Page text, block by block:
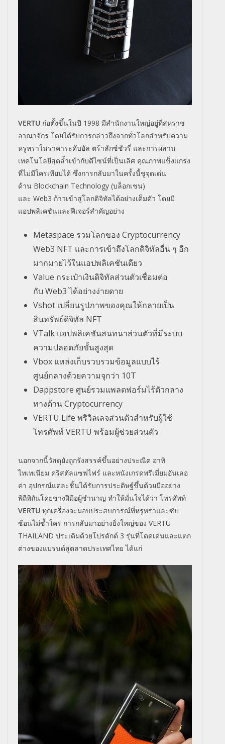
VERTU ก่อตั้งขึ้นในปี 1998 มีสำนักงานใหญ่อยู่ที่สหราช
อาณาจักร โดยได้รับการกล่าวถึงจากทั่วโลกสำหรับความ
หรูหราในราคาระดับอัล ตร้าลักซ์ชัวรี่ และการผสาน
เทคโนโลยีสุดล้ำเข้ากับดีไซน์ที่เป็นเลิศ คุณภาพแข็งแกร่ง
ที่ไม่มีใครเทียบได้ ซึ่งการกลับมาในครั้งนี้ชูจุดเด่น
ด้าน Blockchain Technology (บล็อกเชน)
และ Web3 ก้าวเข้าสู่โลกดิจิทัลได้อย่างเต็มตัว โดยมี
แอปพลิเคชันและฟีเจอร์สำคัญอย่าง
Metaspace รวมโลกของ Cryptocurrency
Web3 NFT และการเข้าถึงโลกดิจิทัลอื่น ๆ อีก
มากมายไว้ในแอปพลิเคชันเดียว
Value กระเป๋าเงินดิจิทัลส่วนตัวเชื่อมต่อ
กับ Web3ได้อย่างง่ายดาย
Vshot เปลี่ยนรูปภาพของคุณให้กลายเป็น
สินทรัพย์ดิจิทัล NFT
VTalk แอปพลิเคชันสนทนาส่วนตัวที่มีระบบ
ความปลอดภัยขั้นสูงสุด
Vbox แหล่งเก็บรวบรวมข้อมูลแบบไร้
ศูนย์กลางด้วยความจุกว่า 10T
Dappstore ศูนย์รวมแพลตฟอร์มไร้ตัวกลาง
ทางด้านCryptocurrency
VERTU Life พริวิลเลจส่วนตัวสำหรับผู้ใช้
โทรศัพท์ VERTU พร้อมผู้ช่วยส่วนตัว
นอกจากนี้วัสดุยังถูกรังสรรค์ขึ้นอย่างประณีต อาทิ
ไทเทเนียม คริสตัลแซฟไฟร์ และหนังเกรดพรีเมี่ยมอันเลอ
ค่า อุปกรณ์แต่ละชิ้นได้รับการประดิษฐ์ขึ้นด้วยมืออย่าง
พิถีพิถันโดยช่างฝีมือผู้ชำนาญ ทำให้มั่นใจได้ว่า โทรศัพท์
VERTU ทุกเครื่องจะมอบประสบการณ์ที่หรูหราและซับ
ซ้อนไม่ซ้ำใคร การกลับมาอย่างยิ่งใหญ่ของ VERTU
THAILAND ประเดิมด้วยโปรดักต์ 3 รุ่นที่โดดเด่นและแตก
ต่างของแบรนด์สู่ตลาดประเทศไทย ได้แก่